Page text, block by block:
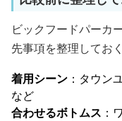
ビックフードパーカ
先事項を整理してお
着用シーン ：タウン
など
合わせるボトムス ：